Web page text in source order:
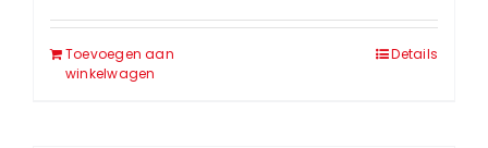
Toevoegen aan
winkelwagen
Details